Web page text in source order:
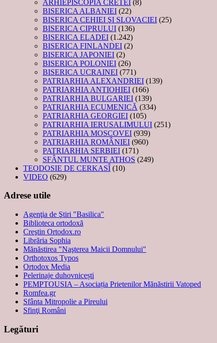
ARHIEPISCOPIA CRETEI (8)
BISERICA ALBANIEI (22)
BISERICA CEHIEI ŞI SLOVACIEI (25)
BISERICA CIPRULUI (136)
BISERICA ELADEI (1.242)
BISERICA FINLANDEI (2)
BISERICA JAPONIEI (2)
BISERICA POLONIEI (26)
BISERICA UCRAINEI (771)
PATRIARHIA ALEXANDRIEI (139)
PATRIARHIA ANTIOHIEI (166)
PATRIARHIA BULGARIEI (139)
PATRIARHIA ECUMENICĂ (334)
PATRIARHIA GEORGIEI (105)
PATRIARHIA IERUSALIMULUI (251)
PATRIARHIA MOSCOVEI (939)
PATRIARHIA ROMÂNIEI (960)
PATRIARHIA SERBIEI (171)
SFÂNTUL MUNTE ATHOS (249)
TEODOSIE DE CERKASÎ (10)
VIDEO (629)
Adrese utile
Agenţia de Ştiri "Basilica"
Biblioteca ortodoxă
Creştin Ortodox.ro
Librăria Sophia
Mănăstirea "Naşterea Maicii Domnului"
Orthotoxos Typos
Ortodox Media
Pelerinaje duhovnicești
PEMPTOUSIA – Asociația Prietenilor Mănăstirii Vatoped
Romfea.gr
Sfânta Mitropolie a Pireului
Sfinţi Români
Legături